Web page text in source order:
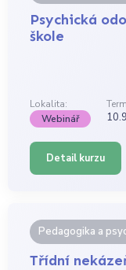
Psychická
škole
Lokalita:
Webinář
Detail kurzu
Pedagogika a
Třídní